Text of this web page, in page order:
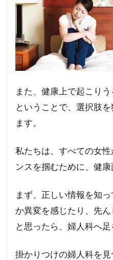
また、健康上で起こり
ということで、選択肢
ます。
私たちは、すべての女
ンスを掴むために、健康
まず、正しい情報を知
か異変を感じたり、先
と思ったら、婦人科へ足
掛かりつけの婦人科を
こまざわレディースク
ごきそレディスクリニッ
ごきそレディスクリニッ
こうレディースクリニ
ケイ・レディースクリ
かもい女性総合クリニ
かおりレディースクリニ
うめだファティリティ
いけした女性クリニッ
あゆみクリニック
アイレディースクリニ